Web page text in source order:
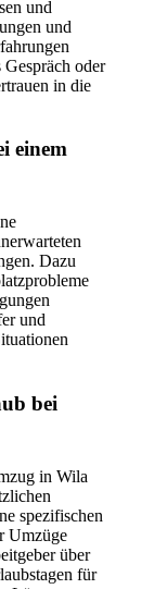
und
und
oder
in die
einem
Dazu
und
bei
in Wila
spezifischen
Umzüge
über
für